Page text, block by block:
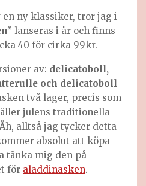
en ny klassiker, tror jag i
” lanseras i år och finns
40 för cirka 99kr.
av: delicatoboll,
och delicatoboll
två lager, precis som
julens traditionella
alltså jag tycker detta
absolut att köpa
tänka mig den på
för aladdinasken.